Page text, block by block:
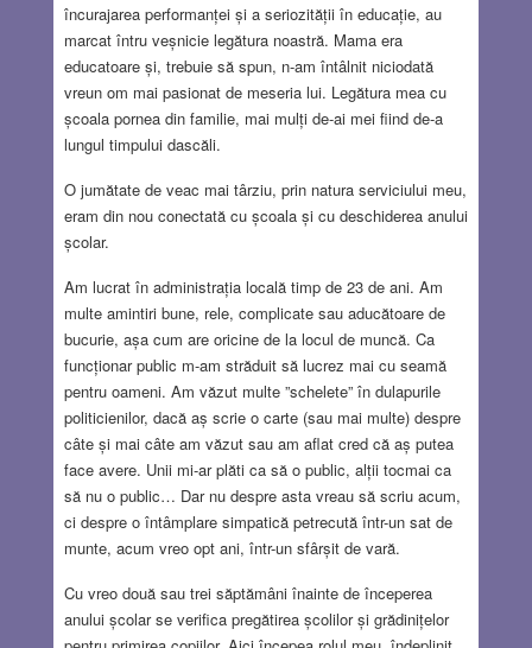
încurajarea performanței și a seriozității în educație, au
marcat întru veșnicie legătura noastră. Mama era
educatoare și, trebuie să spun, n-am întâlnit niciodată
vreun om mai pasionat de meseria lui. Legătura mea cu
școala pornea din familie, mai mulți de-ai mei fiind de-a
lungul timpului dascăli.
O jumătate de veac mai târziu, prin natura serviciului meu,
eram din nou conectată cu școala și cu deschiderea anului
școlar.
Am lucrat în administrația locală timp de 23 de ani. Am
multe amintiri bune, rele, complicate sau aducătoare de
bucurie, așa cum are oricine de la locul de muncă. Ca
funcționar public m-am străduit să lucrez mai cu seamă
pentru oameni. Am văzut multe ”schelete” în dulapurile
politicienilor, dacă aș scrie o carte (sau mai multe) despre
câte și mai câte am văzut sau am aflat cred că aș putea
face avere. Unii mi-ar plăti ca să o public, alții tocmai ca
să nu o public… Dar nu despre asta vreau să scriu acum,
ci despre o întâmplare simpatică petrecută într-un sat de
munte, acum vreo opt ani, într-un sfârșit de vară.
Cu vreo două sau trei săptămâni înainte de începerea
anului școlar se verifica pregătirea școlilor și grădinițelor